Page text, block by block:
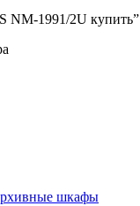
NM-1991/2U купить”
шкафы